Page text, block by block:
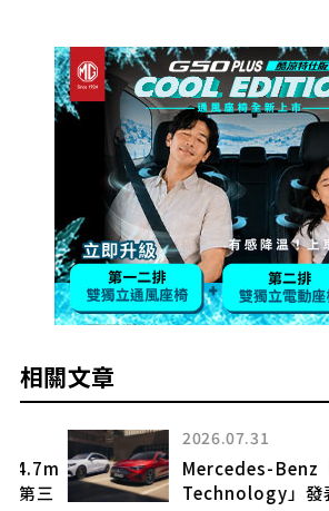
相關文章
2026.07.31
Mercedes-Benz「
Technology」發表 最